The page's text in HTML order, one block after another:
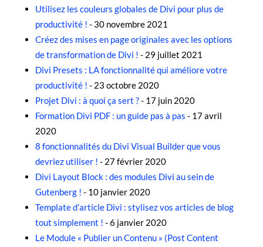
Utilisez les couleurs globales de Divi pour plus de
productivité ! - 30 novembre 2021
Créez des mises en page originales avec les options
de transformation de Divi ! - 29 juillet 2021
Divi Presets : LA fonctionnalité qui améliore votre
productivité ! - 23 octobre 2020
Projet Divi : à quoi ça sert ?- 17 juin 2020
Formation Divi PDF : un guide pas à pas - 17 avril
2020
8 fonctionnalités du Divi Visual Builder que vous
devriez utiliser ! - 27 février 2020
Divi Layout Block : des modules Divi au sein de
Gutenberg ! - 10 janvier 2020
Template d’article Divi : stylisez vos articles de blog
tout simplement ! - 6 janvier 2020
Le Module « Publier un Contenu » (Post Content